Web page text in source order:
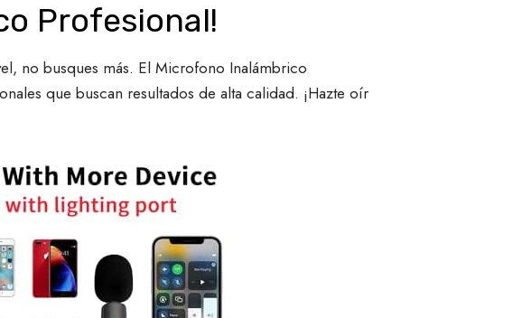
Profesional!
no busques más. El Microfono Inalámbrico
que buscan resultados de alta calidad. ¡Hazte oír